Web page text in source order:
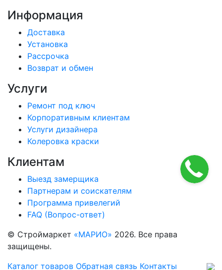
Информация
Доставка
Установка
Рассрочка
Возврат и обмен
Услуги
Ремонт под ключ
Корпоративным клиентам
Услуги дизайнера
Колеровка краски
Клиентам
Выезд замерщика
Партнерам и соискателям
Программа привелегий
FAQ (Вопрос-ответ)
© Строймаркет «МАРИО» 2026. Все права
защищены.
Каталог товаров Обратная связь Контакты